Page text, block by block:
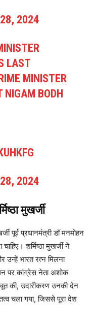
28, 2024
LAST
MINISTER
NIGAM BODH
28, 2024
मुखर्जी
पूर्व प्रधानमंत्री डॉ मनमोहन
शर्मिष्ठा मुखर्जी ने
उन्हें भारत रत्न मिलना
पर कांग्रेस नेता अशोक
की, उदारीकरण उनकी देन
चला गया, जिससे पूरा देश